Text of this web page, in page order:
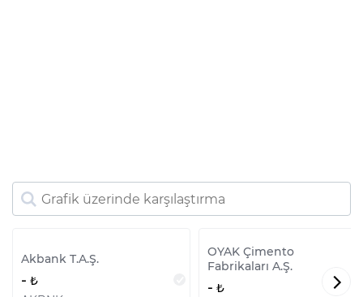
Akbank T.A.Ş.
-
OYAK Çimento
Fabrikaları A.Ş.
-